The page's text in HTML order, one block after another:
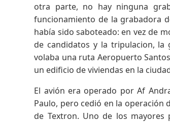
otra parte, no hay ninguna
funcionamiento de la grabadora
había sido saboteado: en vez de
de candidatos y la tripulacion, la
volaba una ruta Aeropuerto
un edificio de viviendas en la
El avión era operado por Af
Paulo, pero cedió en la operación
de Textron. Uno de los mayores